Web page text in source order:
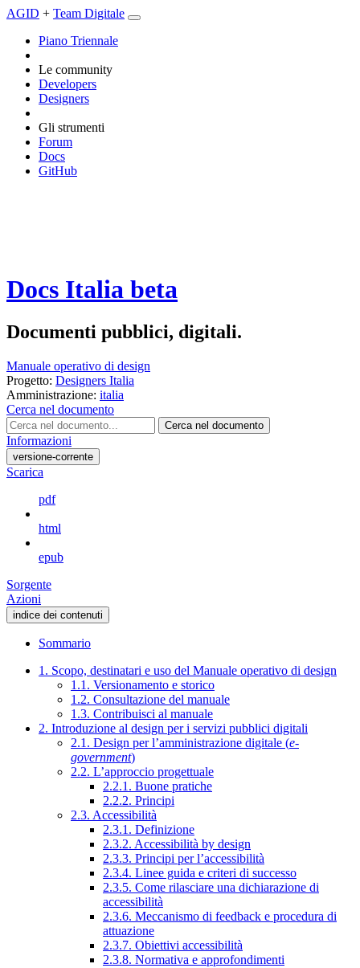
AGID + Team Digitale
Piano Triennale
Le community
Developers
Designers
Gli strumenti
Forum
Docs
GitHub
Docs Italia beta
Documenti pubblici, digitali.
Manuale operativo di design
Progetto: Designers Italia
Amministrazione: italia
Cerca nel documento
Cerca nel documento
Informazioni
versione-corrente
Scarica
pdf
html
epub
Sorgente
Azioni
indice dei contenuti
Sommario
1. Scopo, destinatari e uso del Manuale operativo di design
1.1. Versionamento e storico
1.2. Consultazione del manuale
1.3. Contribuisci al manuale
2. Introduzione al design per i servizi pubblici digitali
2.1. Design per l’amministrazione digitale (e-
government)
2.2. L’approccio progettuale
2.2.1. Buone pratiche
2.2.2. Principi
2.3. Accessibilità
2.3.1. Definizione
2.3.2. Accessibilità by design
2.3.3. Principi per l’accessibilità
2.3.4. Linee guida e criteri di successo
2.3.5. Come rilasciare una dichiarazione di
accessibilità
2.3.6. Meccanismo di feedback e procedura di
attuazione
2.3.7. Obiettivi accessibilità
2.3.8. Normativa e approfondimenti